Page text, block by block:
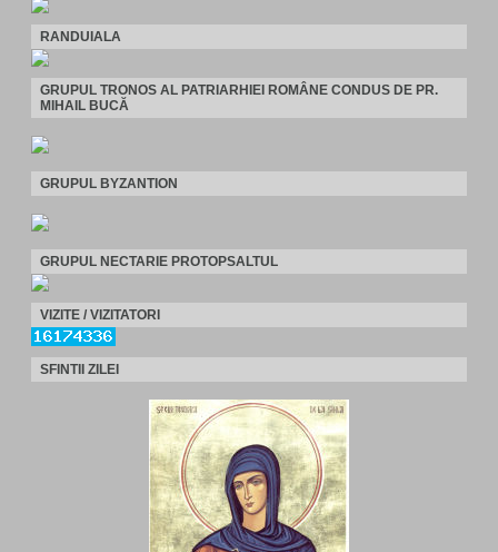
RANDUIALA
GRUPUL TRONOS AL PATRIARHIEI ROMÂNE CONDUS DE PR.
MIHAIL BUCĂ
GRUPUL BYZANTION
GRUPUL NECTARIE PROTOPSALTUL
VIZITE / VIZITATORI
SFINTII ZILEI